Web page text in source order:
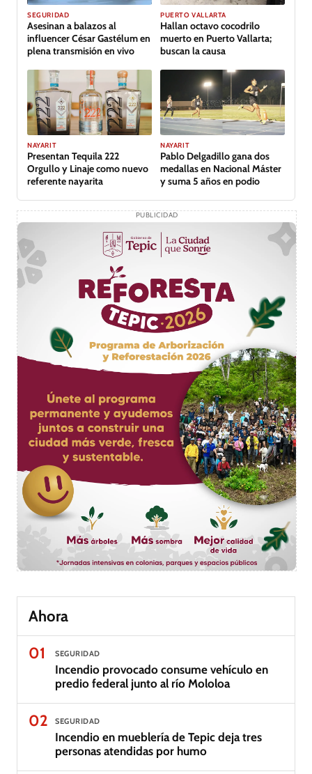
SEGURIDAD
Asesinan a balazos al
influencer César Gastélum en
plena transmisión en vivo
PUERTO VALLARTA
Hallan octavo cocodrilo
muerto en Puerto Vallarta;
buscan la causa
GALERÍA
NAYARIT
Presentan Tequila 222
Orgullo y Linaje como nuevo
referente nayarita
NAYARIT
Pablo Delgadillo gana dos
medallas en Nacional Máster
y suma 5 años en podio
PUBLICIDAD
Ahora
01
SEGURIDAD
Incendio provocado consume vehículo en
predio federal junto al río Mololoa
02 SEGURIDAD
Incendio en mueblería de Tepic deja tres
personas atendidas por humo